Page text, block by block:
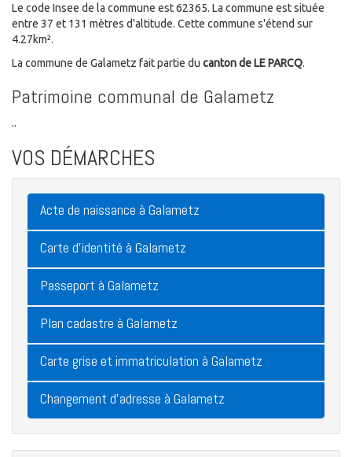
Le code Insee de la commune est 62365. La commune est située
entre 37 et 131 mètres d'altitude. Cette commune s'étend sur
4.27km².
La commune de Galametz fait partie du canton de LE PARCQ.
Patrimoine communal de Galametz
..
VOS DÉMARCHES
Acte de naissance à Galametz
Carte d'identité à Galametz
Passeport à Galametz
Plan cadastre à Galametz
Carte grise et immatriculation à Galametz
Changement d'adresse à Galametz